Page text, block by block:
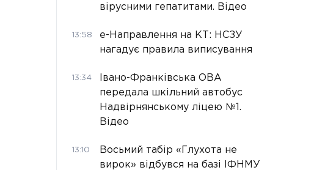
вірусними гепатитами. Відео
13:58
е-Направлення на КТ: НСЗУ
нагадує правила виписування
13:34
Івано-Франківська ОВА
передала шкільний автобус
Надвірнянському ліцею №1.
Відео
13:10
Восьмий табір «Глухота не
вирок» відбувся на базі ІФНМУ